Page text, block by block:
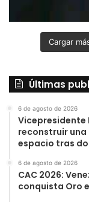
Cargar
Últimas
6 de agosto de 2026
Vicepresidente
reconstruir
espacio tras
6 de agosto de 2026
CAC 2026:
conquista Oro